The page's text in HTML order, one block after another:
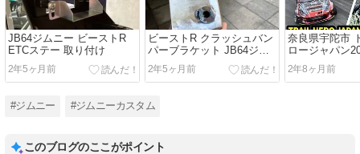
JB64ジムニー ビーストR
ETCステー 取り付け
2年5ヶ月前
ビーストR クラッシュバン
パーブラケット JB64ジム
ニーに取り付け
2年5ヶ月前
奈良県宇陀市
ロージャパン
きたよ
2年8ヶ月前
#ジムニー #ジムニーカスタム
このブログのここがポイント